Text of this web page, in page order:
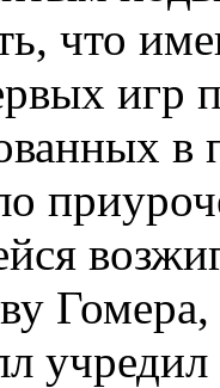
что
игр
учредил